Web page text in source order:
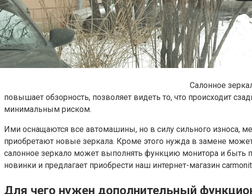
Салонное
повышает обзорность, позволяет видеть то, что происходит
минимальным риском.
Ими оснащаются все автомашины, но в силу сильного износа,
приобретают новые зеркала. Кроме этого нужда в замене
салонное зеркало может выполнять функцию монитора и
новинки и предлагает приобрести наш интернет-магазин
Для чего нужен дополнительный